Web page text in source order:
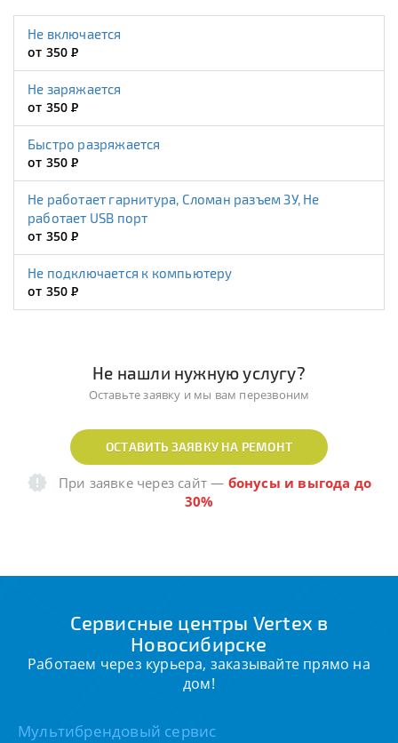
Не включается
от 350Р
Не заряжается
от 350Р
Быстро разряжается
от 350Р
Не работает гарнитура, Сломан разъем ЗУ, Не
работает USB порт
от 350Р
Не подключается к компьютеру
от 350Р
Не нашли нужную услугу?
Оставьте заявку и мы вам перезвоним
ОСТАВИТЬ ЗАЯВКУ НА РЕМОНТ
При заявке через сайт— бонусы и выгода до
30%
Сервисные центры Vertex в
Новосибирске
Работаем через курьера, заказывайте прямо на
дом!
Мультибрендовый сервис